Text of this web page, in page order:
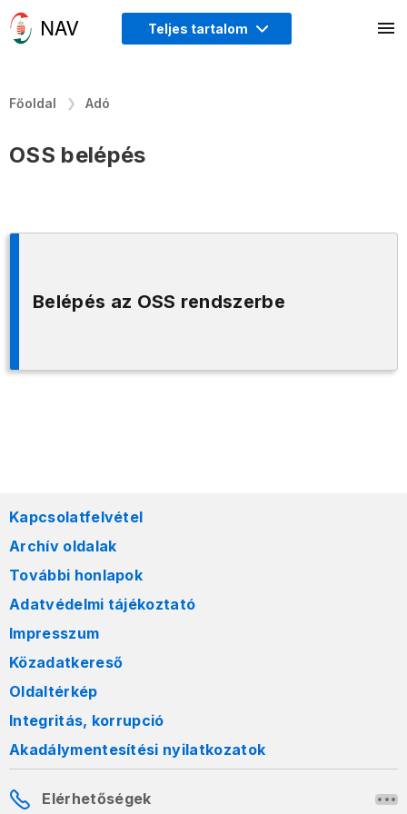
Teljes tartalom
Főoldal Adó
OSS belépés
Belépés az OSS rendszerbe
Kapcsolatfelvétel
Archív oldalak
További honlapok
Adatvédelmi tájékoztató
Impresszum
Közadatkereső
Oldaltérkép
Integritás, korrupció
Akadálymentesítési nyilatkozatok
Elérhetőségek